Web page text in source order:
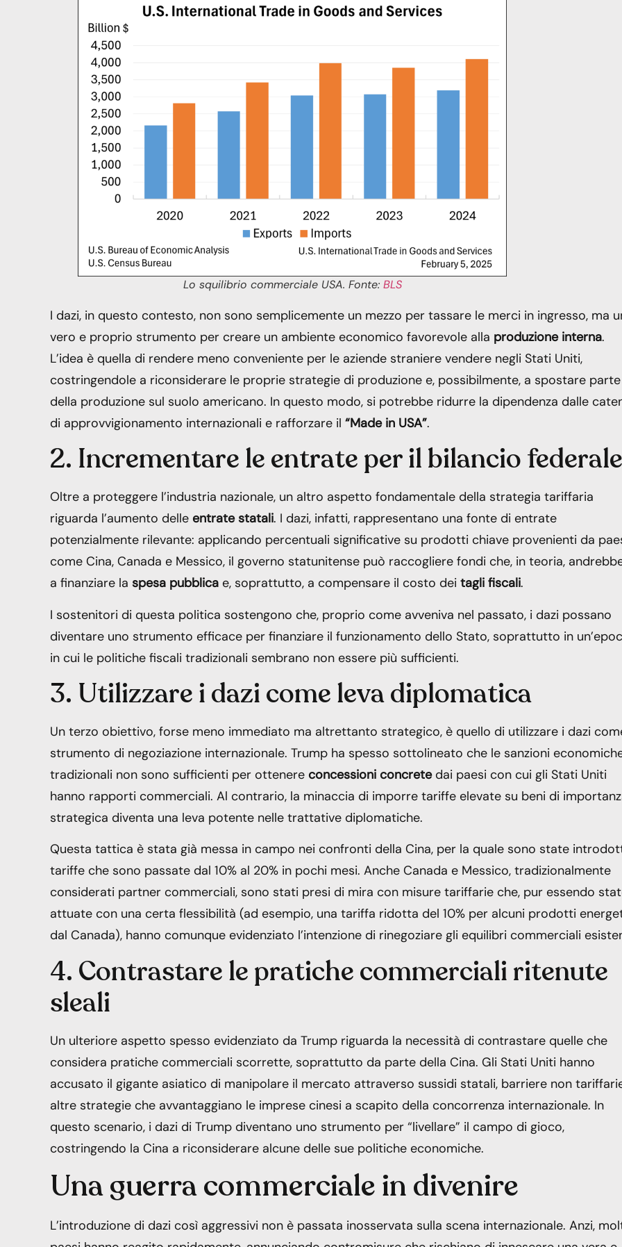
Lo squilibrio commerciale USA. Fonte: BLS
I dazi, in questo contesto, non sono semplicemente un mezzo per tassare le merci in ingresso, ma
vero e proprio strumento per creare un ambiente economico favorevole alla produzione interna.
L’idea è quella di rendere meno conveniente per le aziende straniere vendere negli Stati Uniti,
costringendole a riconsiderare le proprie strategie di produzione e, possibilmente, a spostare parte
della produzione sul suolo americano. In questo modo, si potrebbe ridurre la dipendenza dalle
di approvvigionamento internazionali e rafforzare il “Made in USA”.
2. Incrementare le entrate per il bilancio federale
Oltre a proteggere l’industria nazionale, un altro aspetto fondamentale della strategia tariffaria
riguarda l’aumento delle entrate statali. I dazi, infatti, rappresentano una fonte di entrate
potenzialmente rilevante: applicando percentuali significative su prodotti chiave provenienti da
come Cina, Canada e Messico, il governo statunitense può raccogliere fondi che, in teoria,
a finanziare la spesa pubblica e, soprattutto, a compensare il costo dei tagli fiscali.
I sostenitori di questa politica sostengono che, proprio come avveniva nel passato, i dazi possano
diventare uno strumento efficace per finanziare il funzionamento dello Stato, soprattutto in
in cui le politiche fiscali tradizionali sembrano non essere più sufficienti.
3. Utilizzare i dazi come leva diplomatica
Un terzo obiettivo, forse meno immediato ma altrettanto strategico, è quello di utilizzare i dazi
strumento di negoziazione internazionale. Trump ha spesso sottolineato che le sanzioni
tradizionali non sono sufficienti per ottenere concessioni concretedai paesi con cui gli Stati Uniti
hanno rapporti commerciali. Al contrario, la minaccia di imporre tariffe elevate su beni di
strategica diventa una leva potente nelle trattative diplomatiche.
Questa tattica è stata già messa in campo nei confronti della Cina, per la quale sono state
tariffe che sono passate dal 10% al 20% in pochi mesi. Anche Canada e Messico, tradizionalmente
considerati partner commerciali, sono stati presi di mira con misure tariffarie che, pur essendo
attuate con una certa flessibilità (ad esempio, una tariffa ridotta del 10% per alcuni prodotti
dal Canada), hanno comunque evidenziato l’intenzione di rinegoziare gli equilibri commerciali
4. Contrastare le pratiche commerciali ritenute
sleali
Un ulteriore aspetto spesso evidenziato da Trump riguarda la necessità di contrastare quelle che
considera pratiche commerciali scorrette, soprattutto da parte della Cina. Gli Stati Uniti hanno
accusato il gigante asiatico di manipolare il mercato attraverso sussidi statali, barriere non
altre strategie che avvantaggiano le imprese cinesi a scapito della concorrenza internazionale. In
questo scenario, i dazi di Trump diventano uno strumento per “livellare” il campo di gioco,
costringendo la Cina a riconsiderare alcune delle sue politiche economiche.
Una guerra commerciale in divenire
L’introduzione di dazi così aggressivi non è passata inosservata sulla scena internazionale. Anzi,